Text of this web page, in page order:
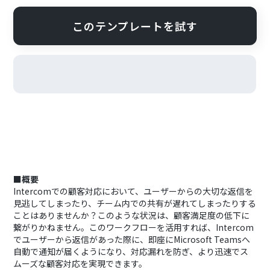
このテンプレートを試す
■概要
Intercomでの顧客対応において、ユーザーからの大切な返信を
見逃してしまったり、チーム内での共有が遅れてしまったりする
ことはありませんか？このような状況は、顧客満足度の低下に
繋がりかねません。このワークフローを活用すれば、Intercom
でユーザーから返信があった際に、即座にMicrosoft Teamsへ
自動で通知が届くようになり、対応漏れを防ぎ、より迅速でス
ムーズな顧客対応を実現できます。